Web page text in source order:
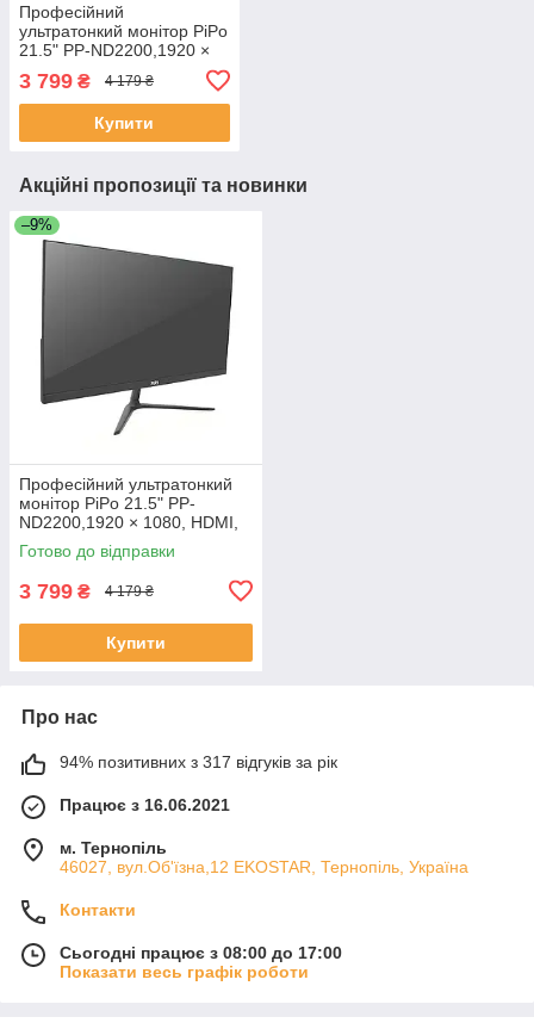
Професійний
ультратонкий монітор PiPo
21.5" PP-ND2200,1920 ×
1080, HDMI, VGA, DC / 12
V, 494х285х7 mm
ЕКОБОКС
3 799 ₴ 4 179 ₴
Купити
Акційні пропозиції та новинки
–9%
Професійний ультратонкий
монітор PiPo 21.5" PP-
ND2200,1920 × 1080, HDMI,
VGA, DC / 12 V, 494х285х7
mm ЕКОБОКС
Готово до відправки
3 799 ₴ 4 179 ₴
Купити
Про нас
94% позитивних з 317 відгуків за рік
Працює з 16.06.2021
м. Тернопіль
46027, вул.Об'їзна,12 EKOSTAR, Тернопіль, Україна
Контакти
Сьогодні працює з 08:00 до 17:00
Показати весь графік роботи